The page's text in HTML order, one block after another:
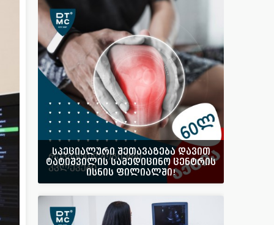
სპეციალური შეთავაზება დავით
ტატიშვილის სამედიცინო ცენტრის
ისნის ფილიალში!